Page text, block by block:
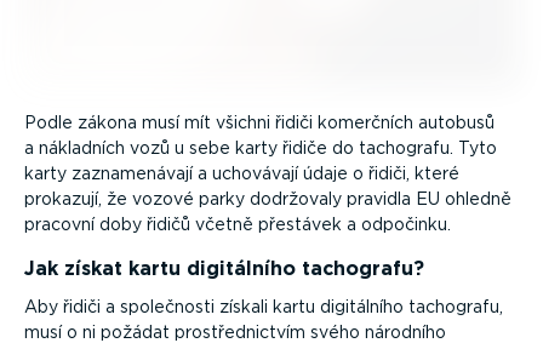
Podle zákona musí mít všichni řidiči komerčních autobusů
a nákladních vozů u sebe karty řidiče do tachografu. Tyto
karty zazna­me­návají a uchovávají údaje o řidiči, které
prokazují, že vozové parky dodržovaly pravidla EU ohledně
pracovní doby řidičů včetně přestávek a odpočinku.
Jak získat kartu digitálního tachografu?
Aby řidiči a společnosti získali kartu digitálního tachografu,
musí o ni požádat prostřed­nictvím svého národního